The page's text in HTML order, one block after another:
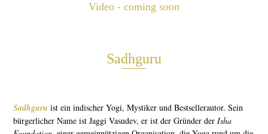
Video - coming soon
Sadhguru
Sadhguru ist ein indischer Yogi, Mystiker und Bestsellerautor. Sein
bürgerlicher Name ist Jaggi Vasudev, er ist der Gründer derIsha